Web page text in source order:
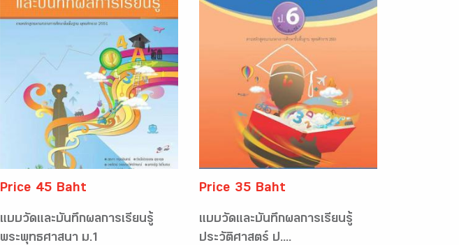
Price 45 Baht
แบบวัดและบันทึกผลการเรียนรู้
พระพุทธศาสนา ม.1
Price 35 Baht
แบบวัดและบันทึกผลการเรียนรู้
ประวัติศาสตร์ ป....